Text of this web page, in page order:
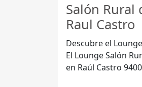
Salón Rural
Raul Castro
Descubre el
El Lounge Salón
en Raúl Castro